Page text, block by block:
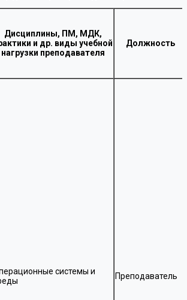
Дисциплины, ПМ, МДК,
и др. виды учебной
нагрузки преподавателя
Должность
системы и
Преподаватель